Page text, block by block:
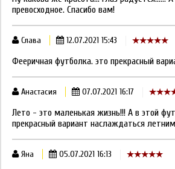
превосходное. Спасибо вам!
Слава 12.07.2021 15:43
Фееричная футболка. это прекрасный
Анастасия 07.07.2021 16:17
Лето - это маленькая жизнь!!! А в этой
прекрасный вариант наслаждаться
Яна 05.07.2021 16:13